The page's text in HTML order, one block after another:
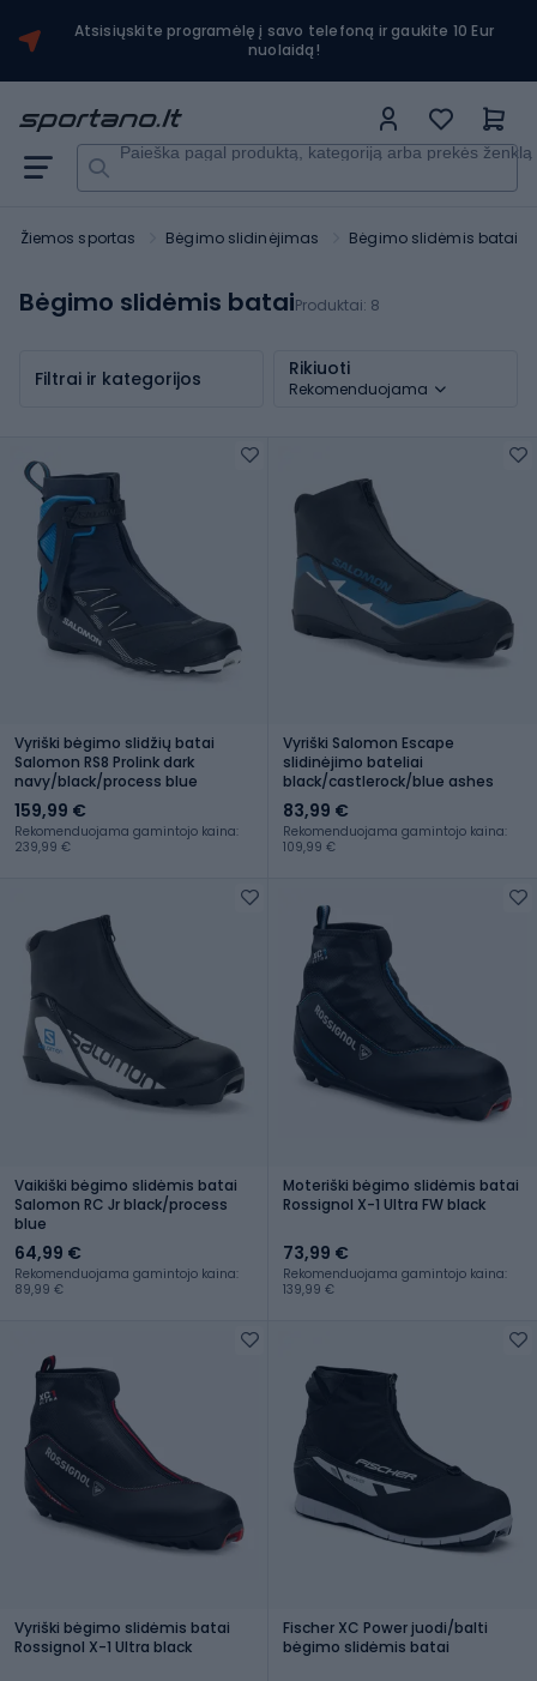
Atsisiųskite programėlę į savo telefoną ir gaukite 10 Eur
nuolaidą!
Paieška pagal produktą, kategoriją arba prekės ženklą
Žiemos sportas Bėgimo slidinėjimas Bėgimo slidėmis batai
Bėgimo slidėmis bataiProduktai: 8
Filtrai ir kategorijos Rikiuoti
Rekomenduojama
Vyriški bėgimo slidžių batai
Salomon RS8 Prolink dark
navy/black/process blue
159,99 €
Rekomenduojama gamintojo kaina:
239,99 €
Vyriški Salomon Escape
slidinėjimo bateliai
black/castlerock/blue ashes
83,99 €
Rekomenduojama gamintojo kaina:
109,99 €
Vaikiški bėgimo slidėmis batai
Salomon RC Jr black/process
blue
64,99 €
Rekomenduojama gamintojo kaina:
89,99 €
Moteriški bėgimo slidėmis batai
Rossignol X-1 Ultra FW black
73,99 €
Rekomenduojama gamintojo kaina:
139,99 €
Vyriški bėgimo slidėmis batai
Rossignol X-1 Ultra black
Fischer XC Power juodi/balti
bėgimo slidėmis batai